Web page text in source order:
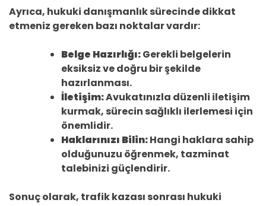
Ayrıca, hukuki danışmanlık sürecinde dikkat
etmeniz gereken bazı noktalar vardır:
Belge Hazırlığı:Gerekli belgelerin
eksiksiz ve doğru bir şekilde
hazırlanması.
İletişim:Avukatınızla düzenli iletişim
kurmak, sürecin sağlıklı ilerlemesi için
önemlidir.
Haklarınızı Bilin:Hangi haklara sahip
olduğunuzu öğrenmek, tazminat
talebinizi güçlendirir.
Sonuç olarak, trafik kazası sonrası hukuki